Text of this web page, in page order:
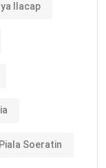
Ilacap
Piala Soeratin